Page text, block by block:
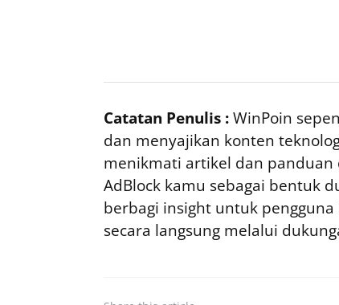
Catatan Penulis :WinPoin
dan menyajikan konten
menikmati artikel dan
AdBlock kamu sebagai bentuk
berbagi insight untuk
secara langsung melalui